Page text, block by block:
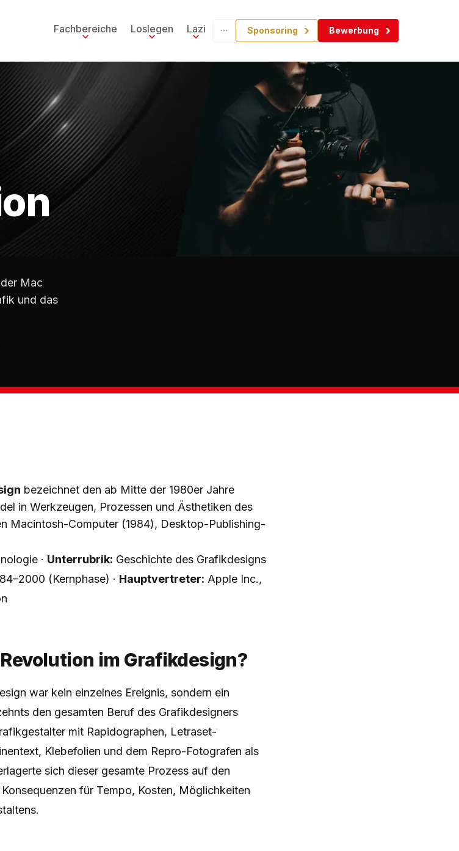
Fachbereiche Loslegen Lazi Sponsoring Bewerbung
Mac
und das
bezeichnet den ab Mitte der 1980er Jahre
in Werkzeugen, Prozessen und Ästhetiken des
Macintosh-Computer (1984), Desktop-Publishing-
· Unterrubrik: Geschichte des Grafikdesigns
(Kernphase) · Hauptvertreter: Apple Inc.,
im Grafikdesign?
war kein einzelnes Ereignis, sondern ein
den gesamten Beruf des Grafikdesigners
mit Rapidographen, Letraset-
Klebefolien und dem Repro-Fotografen als
sich dieser gesamte Prozess auf den
für Tempo, Kosten, Möglichkeiten